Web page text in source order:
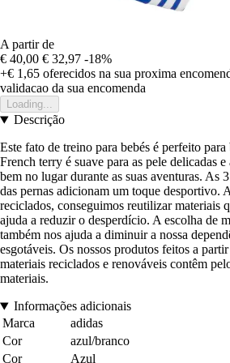
A partir de
€ 40,00 € 32,97 -18%
+€ 1,65 oferecidos na sua proxima
validacao da sua encomenda
Loading...
Descrição
Este fato de treino para bebés é perfeito
French terry é suave para as pele delicadas
bem no lugar durante as suas aventuras. As
das pernas adicionam um toque desportivo.
reciclados, conseguimos reutilizar materiais
ajuda a reduzir o desperdício. A escolha de
também nos ajuda a diminuir a nossa
esgotáveis. Os nossos produtos feitos a
materiais reciclados e renováveis contêm
materiais.
Informações adicionais
Marca
adidas
Cor
azul/branco
Cor
Azul